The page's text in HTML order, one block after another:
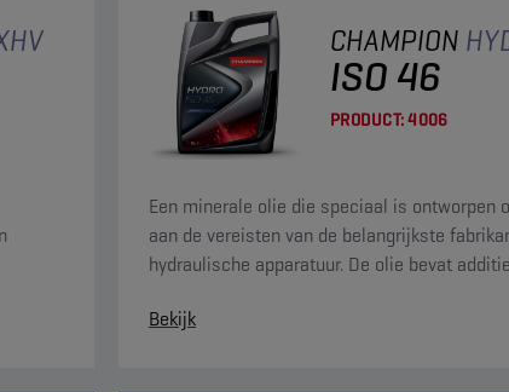
CHAMPION
ISO 46
PRODUCT:4006
Een minerale olie die speciaal is ontworpen
aan de vereisten van de belangrijkste
hydraulische apparatuur. De olie bevat
Bekijk